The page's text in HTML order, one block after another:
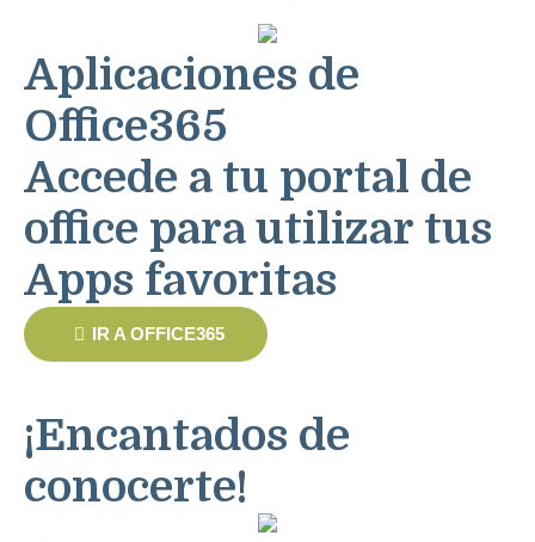
Aplicaciones de
Office365
Accede a tu portal de
office para utilizar tus
Apps favoritas
IR A OFFICE365
¡Encantados de
conocerte!